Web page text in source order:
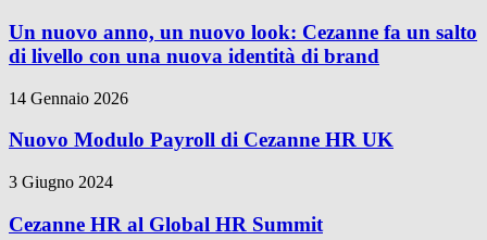
Un nuovo anno, un nuovo look: Cezanne fa un salto
di livello con una nuova identità di brand
14 Gennaio 2026
Nuovo Modulo Payroll di Cezanne HR UK
3 Giugno 2024
Cezanne HR al Global HR Summit